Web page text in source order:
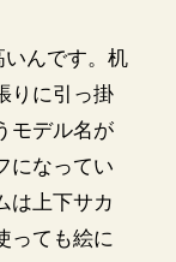
んです。机
りに引っ掛
モデル名が
になってい
は上下サカ
っても絵に